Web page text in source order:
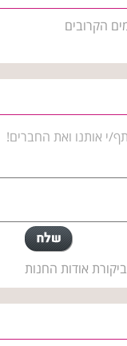
הקרובים
י אותנו ואת החברים!
אודות החנות